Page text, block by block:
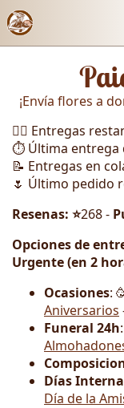
Enlaces de
Contacto
Galería
Cómo Hacer
Llámanos
¡Envía flores a
🏃‍♂️ Entregas
⏱️ Última entrega
📝 Entregas en
🌷 Último pedido
Resenas: ⭐268 -
Opciones de
Urgente (en 2
Ocasiones:
Aniversarios
Funeral 24h
Días
Día de la